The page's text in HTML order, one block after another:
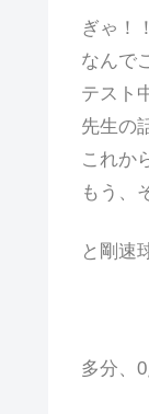
ぎゃ！
なんで
テスト
先生の
これか
もう、
と剛速
多分、